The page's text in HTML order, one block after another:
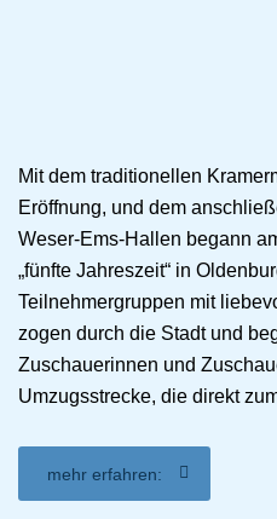
Mit dem traditionellen
Eröffnung, und dem
Weser-Ems-Hallen begann
„fünfte Jahreszeit“ in
Teilnehmergruppen mit
zogen durch die Stadt und
Zuschauerinnen und
Umzugsstrecke, die direkt
mehr erfahren: